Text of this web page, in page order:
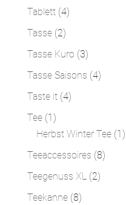
Produkte
Tablett 44
Tasse 22
Produkte
Tasse Kuro 33
Produkte
Tasse Saisons 44
Taste it 44
Tee 11
Produkt
Herbst Winter Tee 11
Teeaccessoires 88
Teegenuss XL 22
Teekanne 88